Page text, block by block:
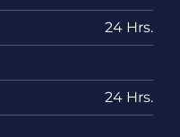
24 Hrs.
24 Hrs.